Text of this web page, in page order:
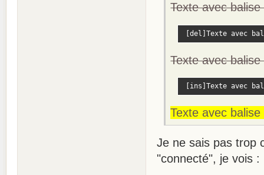
Texte avec balise
[del]Texte avec
Texte avec balise
[ins]Texte avec
Texte avec balise
Je ne sais pas trop
"connecté", je vois :